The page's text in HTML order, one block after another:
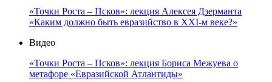
«Точки Роста – Псков»: лекция Алексея Дзерманта
«Каким должно быть евразийство в XXI-м веке?»
Видео
«Точки Роста – Псков»: лекция Бориса Межуева о
метафоре «Евразийской Атлантиды»